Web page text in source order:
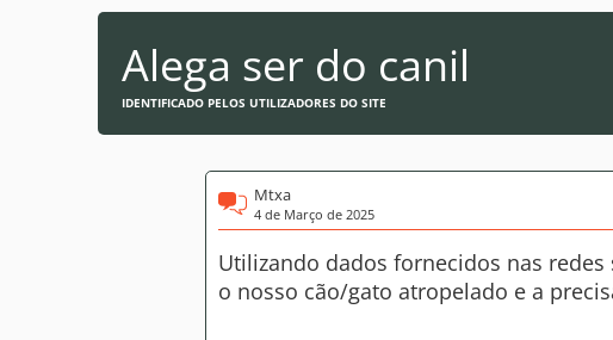
Alega ser do canil
IDENTIFICADO PELOS UTILIZADORES DO SITE
Mtxa
4 de Março de 2025
Utilizando dados fornecidos nas
o nosso cão/gato atropelado e a